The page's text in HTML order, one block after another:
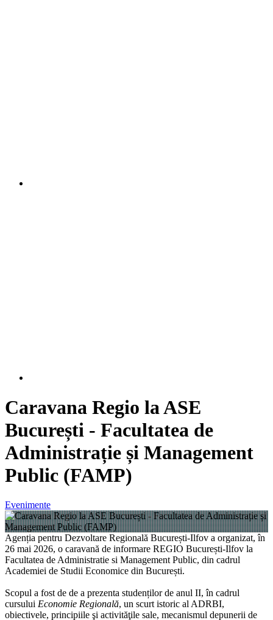
Caravana Regio la ASE
București - Facultatea de
Administrație și Management
Public (FAMP)
Evenimente
Agenția pentru Dezvoltare Regională București-Ilfov a organizat, în
26 mai 2026, o caravană de informare REGIO București-Ilfov la
Facultatea de Administratie si Management Public​, din cadrul
Academiei de Studii Economice din București.
Scopul a fost de de a prezenta studenților de anul II, în cadrul
cursului Economie Regională, un scurt istoric al ADRBI,
obiectivele, principiile şi activităţile sale, mecanismul depunerii de